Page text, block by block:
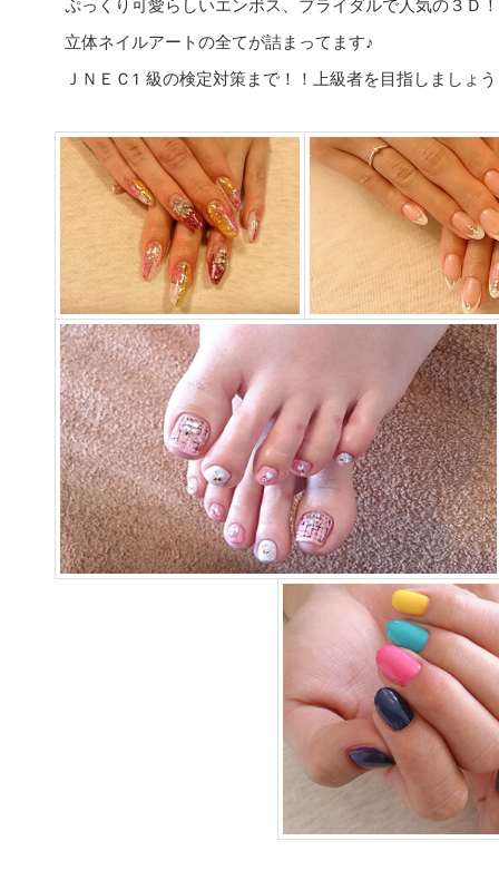
立体ネイルアートの全てが詰まってます♪
ＪＮＥＣ1 級の検定対策まで！！上級者を目指しましょ